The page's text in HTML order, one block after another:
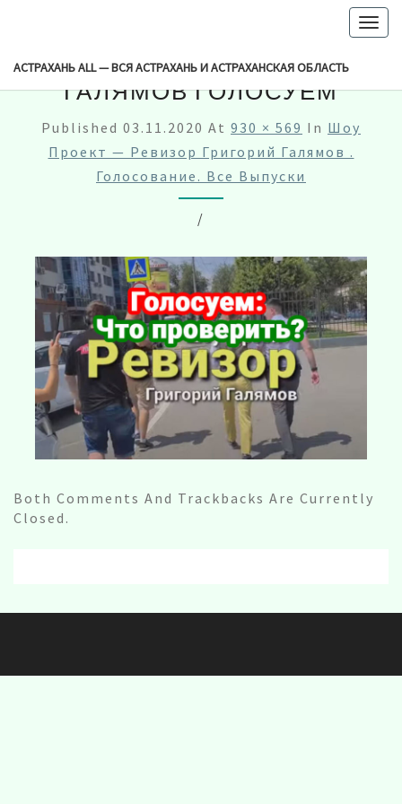
АСТРАХАНЬ ALL — ВСЯ АСТРАХАНЬ И АСТРАХАНСКАЯ ОБЛАСТЬ
РЕВИЗОР ГРИГОРИЙ
ГАЛЯМОВ ГОЛОСУЕМ
Published 03.11.2020 At 930 × 569 In Шоу
Проект — Ревизор Григорий Галямов .
Голосование. Все Выпуски
/
Both Comments And Trackbacks Are Currently
Closed.